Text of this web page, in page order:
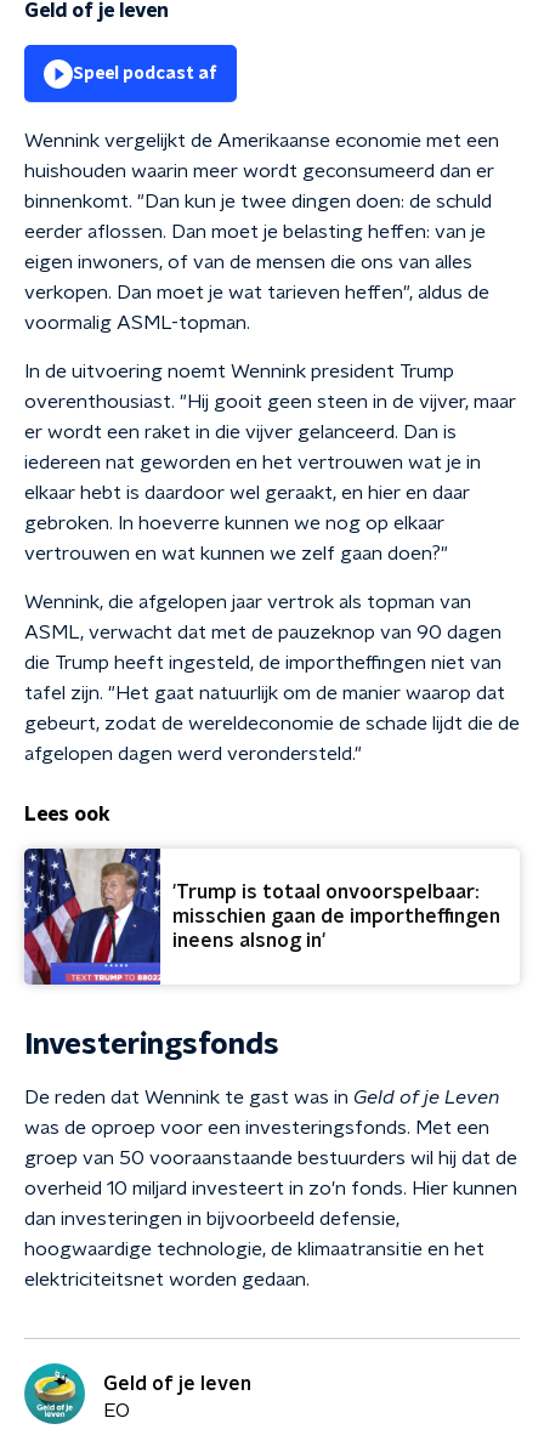
Geld of je leven
Speel podcast af
Wennink vergelijkt de Amerikaanse economie met een
huishouden waarin meer wordt geconsumeerd dan er
binnenkomt. "Dan kun je twee dingen doen: de schuld
eerder aflossen. Dan moet je belasting heffen: van je
eigen inwoners, of van de mensen die ons van alles
verkopen. Dan moet je wat tarieven heffen", aldus de
voormalig ASML-topman.
In de uitvoering noemt Wennink president Trump
overenthousiast. "Hij gooit geen steen in de vijver, maar
er wordt een raket in die vijver gelanceerd. Dan is
iedereen nat geworden en het vertrouwen wat je in
elkaar hebt is daardoor wel geraakt, en hier en daar
gebroken. In hoeverre kunnen we nog op elkaar
vertrouwen en wat kunnen we zelf gaan doen?"
Wennink, die afgelopen jaar vertrok als topman van
ASML, verwacht dat met de pauzeknop van 90 dagen
die Trump heeft ingesteld, de importheffingen niet van
tafel zijn. "Het gaat natuurlijk om de manier waarop dat
gebeurt, zodat de wereldeconomie de schade lijdt die de
afgelopen dagen werd verondersteld."
Lees ook
'Trump is totaal onvoorspelbaar:
misschien gaan de importheffingen
ineens alsnog in'
Investeringsfonds
De reden dat Wennink te gast was in Geld of je Leven
was de oproep voor een investeringsfonds. Met een
groep van 50 vooraanstaande bestuurders wil hij dat de
overheid 10 miljard investeert in zo'n fonds. Hier kunnen
dan investeringen in bijvoorbeeld defensie,
hoogwaardige technologie, de klimaatransitie en het
elektriciteitsnet worden gedaan.
Geld of je leven
EO